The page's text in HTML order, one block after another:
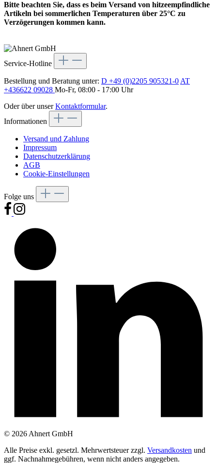
Bitte beachten Sie, dass es beim Versand von hitzeempfindliche
Artikeln bei sommerlichen Temperaturen über 25°C zu
Verzögerungen kommen kann.
Service-Hotline
Bestellung und Beratung unter: D +49 (0)2205 905321-0 AT
+436622 09028 Mo-Fr, 08:00 - 17:00 Uhr
Oder über unserKontaktformular.
Informationen
Versand und Zahlung
Impressum
Datenschutzerklärung
AGB
Cookie-Einstellungen
Folge uns
© 2026 Ahnert GmbH
Alle Preise exkl. gesetzl. Mehrwertsteuer zzgl. Versandkosten und
ggf. Nachnahmegebühren, wenn nicht anders angegeben.